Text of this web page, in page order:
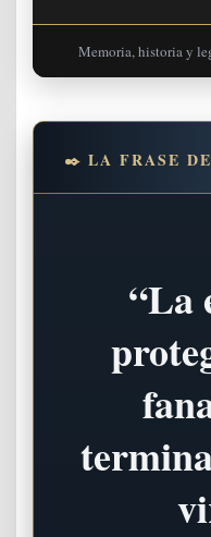
Memoria, historia y
✒️ LA FRASE
“La